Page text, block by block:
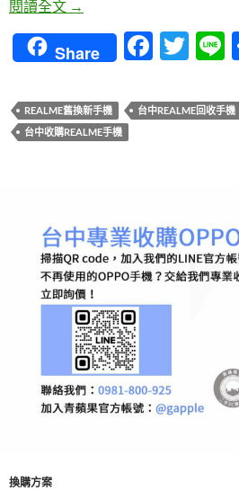
閱讀全文 台中realme手機回收平台
→
Share
F
e
b
k
T
itt
er
e
REALME舊換新手機 台中REALME回收手機
台中收購REALME手機
換購方案